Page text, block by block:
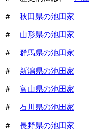
＃ 秋田県の池田家
＃ 山形県の池田家
＃ 群馬県の池田家
＃ 新潟県の池田家
＃ 富山県の池田家
＃ 石川県の池田家
＃ 長野県の池田家